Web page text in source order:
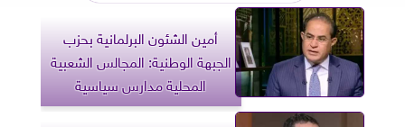
أمين الشئون البرلمانية بحزب
الجبهة الوطنية: المجالس الشعبية
المحلية مدارس سياسية